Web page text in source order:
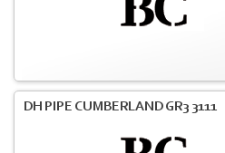
DH PIPE CUMBERLAND GR3 3111